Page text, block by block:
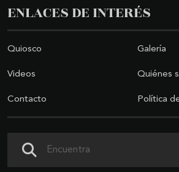
ENLACES DE INTERÉS
Quiosco Galería
Videos Quiénes
Contacto Política